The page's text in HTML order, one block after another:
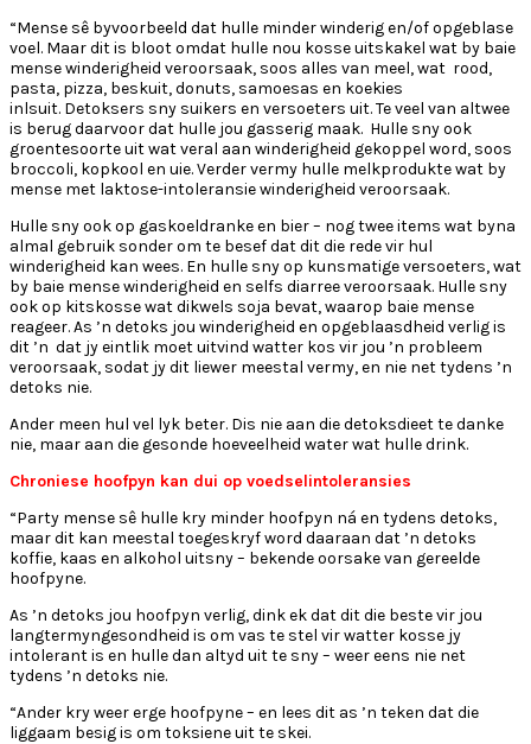
“Mense sê byvoorbeeld dat hulle minder winderig en/of opgeblase
voel. Maar dit is bloot omdat hulle nou kosse uitskakel wat by baie
mense winderigheid veroorsaak, soos alles van meel, wat rood,
pasta, pizza, beskuit, donuts, samoesas en koekies
inlsuit. Detoksers sny suikers en versoeters uit. Te veel van altwee
is berug daarvoor dat hulle jou gasserig maak. Hulle sny ook
groentesoorte uit wat veral aan winderigheid gekoppel word, soos
broccoli, kopkool en uie. Verder vermy hulle melkprodukte wat by
mense met laktose-intoleransie winderigheid veroorsaak.
Hulle sny ook op gaskoeldranke en bier – nog twee items wat byna
almal gebruik sonder om te besef dat dit die rede vir hul
winderigheid kan wees. En hulle sny op kunsmatige versoeters, wat
by baie mense winderigheid en selfs diarree veroorsaak. Hulle sny
ook op kitskosse wat dikwels soja bevat, waarop baie mense
reageer. As ’n detoks jou winderigheid en opgeblaasdheid verlig is
dit ’n dat jy eintlik moet uitvind watter kos vir jou ’n probleem
veroorsaak, sodat jy dit liewer meestal vermy, en nie net tydens ’n
detoks nie.
Ander meen hul vel lyk beter. Dis nie aan die detoksdieet te danke
nie, maar aan die gesonde hoeveelheid water wat hulle drink.
Chroniese hoofpyn kan dui op voedselintoleransies
“Party mense sê hulle kry minder hoofpyn ná en tydens detoks,
maar dit kan meestal toegeskryf word daaraan dat ’n detoks
koffie, kaas en alkohol uitsny – bekende oorsake van gereelde
hoofpyne.
As ’n detoks jou hoofpyn verlig, dink ek dat dit die beste vir jou
langtermyngesondheid is om vas te stel vir watter kosse jy
intolerant is en hulle dan altyd uit te sny – weer eens nie net
tydens ’n detoks nie.
“Ander kry weer erge hoofpyne – en lees dit as ’n teken dat die
liggaam besig is om toksiene uit te skei.